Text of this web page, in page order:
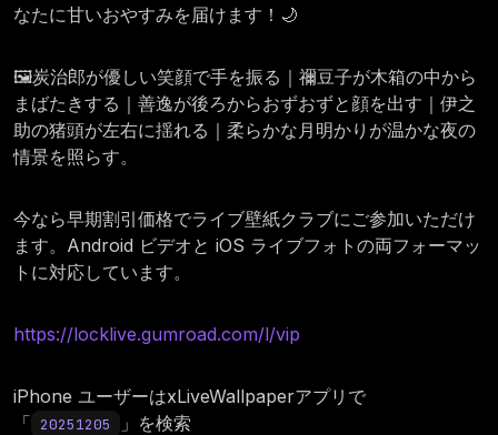
なたに甘いおやすみを届けます！🌙
🖼️炭治郎が優しい笑顔で手を振る｜禰豆子が木箱の中から
まばたきする｜善逸が後ろからおずおずと顔を出す｜伊之
助の猪頭が左右に揺れる｜柔らかな月明かりが温かな夜の
情景を照らす。
今なら早期割引価格でライブ壁紙クラブにご参加いただけ
ます。Android ビデオと iOS ライブフォトの両フォーマッ
トに対応しています。
https://locklive.gumroad.com/l/vip
iPhone ユーザーはxLiveWallpaperアプリで
「 20251205 」を検索